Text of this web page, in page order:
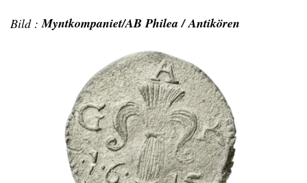
Bild :Myntkompaniet/AB Philea / Antikören